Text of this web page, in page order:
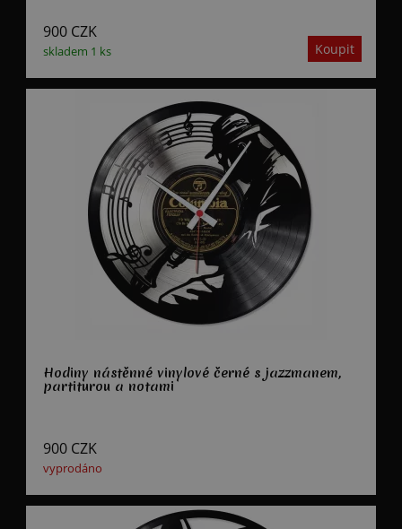
skladem 1 ks
900 CZK
Hodiny nástěnné vinylové černé s jazzmanem,
partiturou a notami
vyprodáno
900 CZK